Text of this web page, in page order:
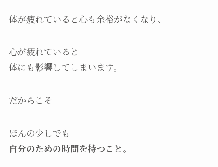
体が疲れていると心も余裕がなくなり、
心が疲れていると
体にも影響してしまいます。
だからこそ
ほんの少しでも
自分のための時間を持つこと。